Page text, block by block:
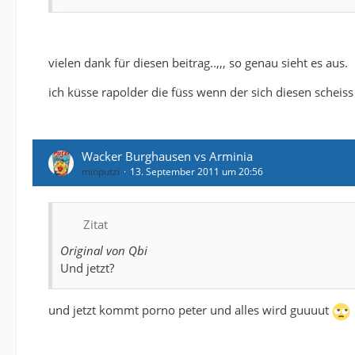
Ein abgewirtschafteter, total überschuldeter
Welcher halbwegs normaldenkende Fußballtrainer
Derjenige muß schon ziemlich verzweifelt sein.
Wenn ich dann sehe welche Namen hier von
gekommen zu sein.
vielen dank für diesen beitrag..,,, so genau sieht es aus.
ich küsse rapolder die füss wenn der sich diesen
Wacker Burghausen vs Arminia
minputzi 13. September 2011 um 20:56
Zitat
Original von Qbi
Und jetzt?
und jetzt kommt porno peter und alles wird guuuut